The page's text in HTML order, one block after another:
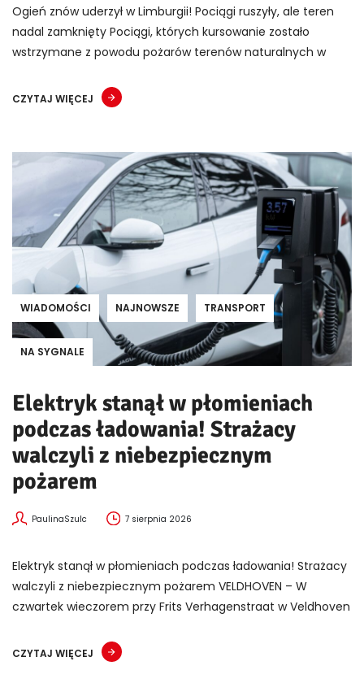
Ogień znów uderzył w Limburgii! Pociągi ruszyły, ale teren
nadal zamknięty Pociągi, których kursowanie zostało
wstrzymane z powodu pożarów terenów naturalnych w
CZYTAJ WIĘCEJ
WIADOMOŚCI NAJNOWSZE TRANSPORT
NA SYGNALE
Elektryk stanął w płomieniach
podczas ładowania! Strażacy
walczyli z niebezpiecznym
pożarem
PaulinaSzulc 7 sierpnia 2026
Elektryk stanął w płomieniach podczas ładowania! Strażacy
walczyli z niebezpiecznym pożarem VELDHOVEN – W
czwartek wieczorem przy Frits Verhagenstraat w Veldhoven
CZYTAJ WIĘCEJ